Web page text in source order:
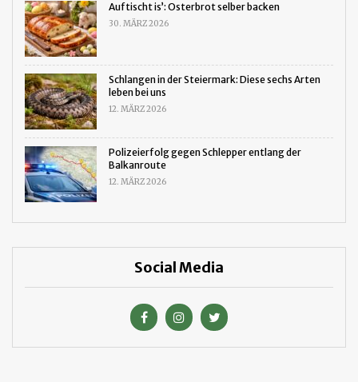
Auftischt is’: Osterbrot selber backen
30. MÄRZ 2026
Schlangen in der Steiermark: Diese sechs Arten
leben bei uns
12. MÄRZ 2026
Polizeierfolg gegen Schlepper entlang der
Balkanroute
12. MÄRZ 2026
Social Media